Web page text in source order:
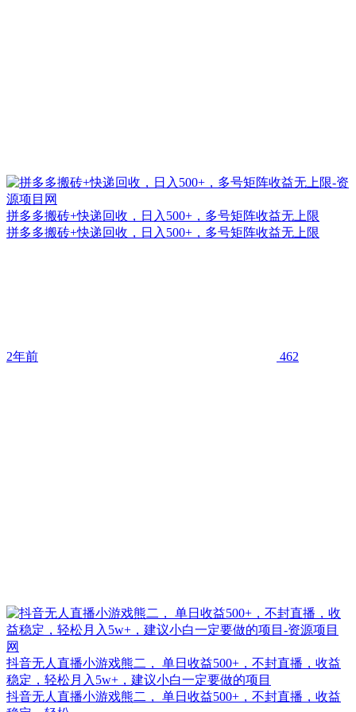
拼多多搬砖+快递回收，日入500+，多号矩阵收益无上限
拼多多搬砖+快递回收，日入500+，多号矩阵收益无上限
2年前 462
抖音无人直播小游戏熊二， 单日收益500+，不封直播，收益
稳定，轻松月入5w+，建议小白一定要做的项目
抖音无人直播小游戏熊二， 单日收益500+，不封直播，收益